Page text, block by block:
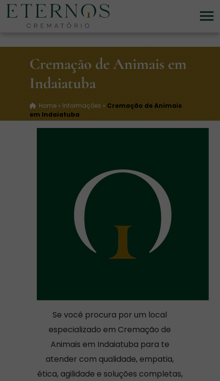
Cremação de Animais em
Indaiatuba
Home» Informações » Cremação de Animais
em Indaiatuba
Se você procura por um local
especializado em Cremação de
Animais em Indaiatuba para te
atender com qualidade, empatia,
ética, agilidade e soluções completas,